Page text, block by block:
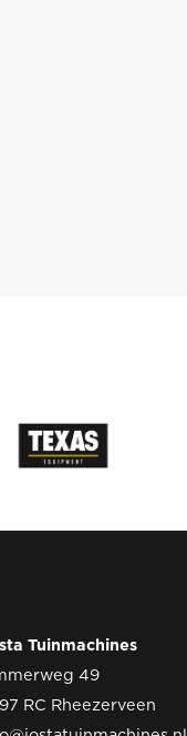
Tuinmachines
49
RC Rheezerveen